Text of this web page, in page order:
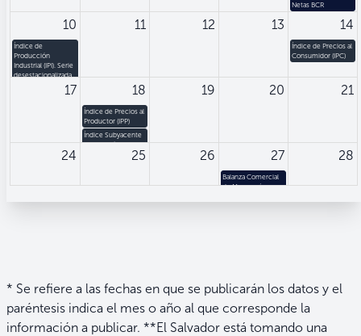
Netas BCR
10
Índice de
Producción
Industrial (IPI). Serie
desestacionalizada
Panorama del Banco
11 12 13 14
Índice de Precios al
Consumidor (IPC)
17 18
Índice de Precios al
Productor (IPP)
Índice Subyacente
de Inflación (ISI)
19 20 21
24 25 26 27
Balanza Comercial
de Mercancías.
28
Real - Mensual
+5 más
7
Índice de Precios al
Panorama del Banco
8 9
Índice de Precios al
Índice Subyacente
10
Índice de
Industrial (IPI). Serie
* Se refiere a las fechas en que se publicarán los datos y el
paréntesis indica el mes o año al que corresponde la
información a publicar. **El Salvador está tomando una